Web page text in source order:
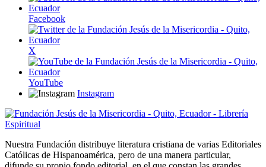
Facebook
X
YouTube
Instagram
Nuestra Fundación distribuye literatura cristiana de varias Editoriales
Católicas de Hispanoamérica, pero de una manera particular,